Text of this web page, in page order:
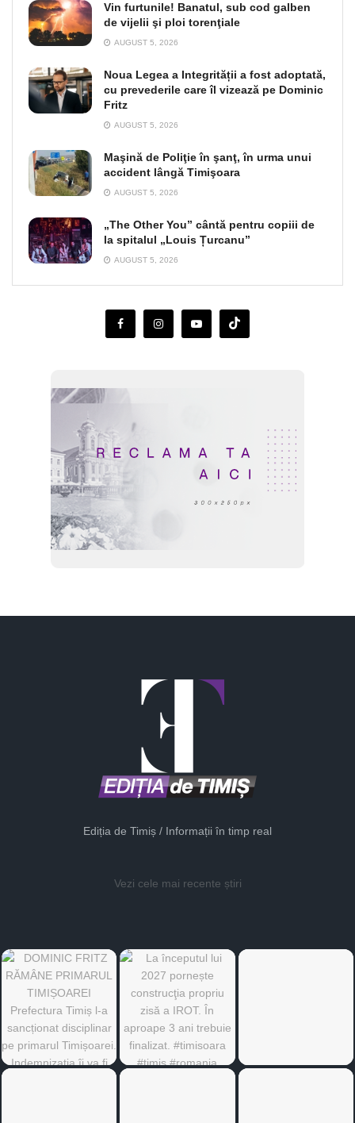
Vin furtunile! Banatul, sub cod galben
de vijelii şi ploi torenţiale
AUGUST 5, 2026
Noua Legea a Integrității a fost adoptată,
cu prevederile care îl vizează pe Dominic
Fritz
AUGUST 5, 2026
Maşină de Poliţie în şanţ, în urma unui
accident lângă Timişoara
AUGUST 5, 2026
„The Other You” cântă pentru copiii de
la spitalul „Louis Țurcanu”
AUGUST 5, 2026
Ediția de Timiș / Informații în timp real
Vezi cele mai recente știri